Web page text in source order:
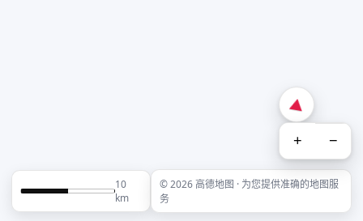
+ −
10
km
© 2026 高德地图 · 为您提供准确的地图服
务